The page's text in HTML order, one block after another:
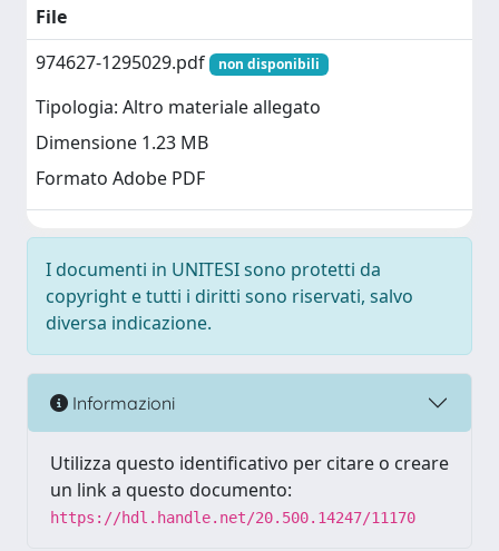
File
974627-1295029.pdf
non disponibili
Tipologia: Altro materiale allegato
Dimensione 1.23 MB
Formato Adobe PDF
I documenti in UNITESI sono protetti da
copyright e tutti i diritti sono riservati, salvo
diversa indicazione.
Informazioni
Utilizza questo identificativo per citare o creare
un link a questo documento:
https://hdl.handle.net/20.500.14247/11170